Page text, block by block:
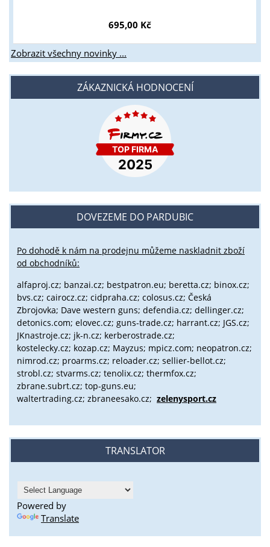
695,00 Kč
Zobrazit všechny novinky ...
ZÁKAZNICKÁ HODNOCENÍ
DOVEZEME DO PARDUBIC
Po dohodě k nám na prodejnu můžeme naskladnit zboží
od obchodníků:
alfaproj.cz; banzai.cz; bestpatron.eu; beretta.cz; binox.cz;
bvs.cz; cairocz.cz; cidpraha.cz; colosus.cz; Česká
Zbrojovka; Dave western guns; defendia.cz; dellinger.cz;
detonics.com; elovec.cz; guns-trade.cz; harrant.cz; JGS.cz;
JKnastroje.cz; jk-n.cz; kerberostrade.cz;
kostelecky.cz; kozap.cz; Mayzus; mpicz.com; neopatron.cz;
nimrod.cz; proarms.cz; reloader.cz; sellier-bellot.cz;
strobl.cz; stvarms.cz; tenolix.cz; thermfox.cz;
zbrane.subrt.cz; top-guns.eu;
waltertrading.cz; zbraneesako.cz; zelenysport.cz
TRANSLATOR
Powered by
Translate